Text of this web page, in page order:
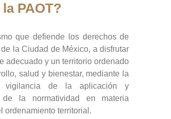
PAOT?
que defiende los derechos de
la Ciudad de México, a disfrutar
adecuado y un territorio ordenado
salud y bienestar, mediante la
vigilancia de la aplicación y
de la normatividad en materia
ordenamiento territorial.